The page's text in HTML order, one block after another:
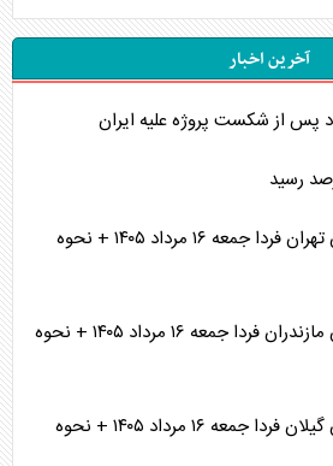
آخرین اخبار
پس از شکست پروژه علیه ایران
جدول قطعی برق استان تهران فردا جمعه ۱۶ مرداد ۱۴۰۵ + نحوه
جدول قطعی برق استان مازندران فردا جمعه ۱۶ مرداد ۱۴۰۵ + نحوه
جدول قطعی برق استان گیلان فردا جمعه ۱۶ مرداد ۱۴۰۵ + نحوه